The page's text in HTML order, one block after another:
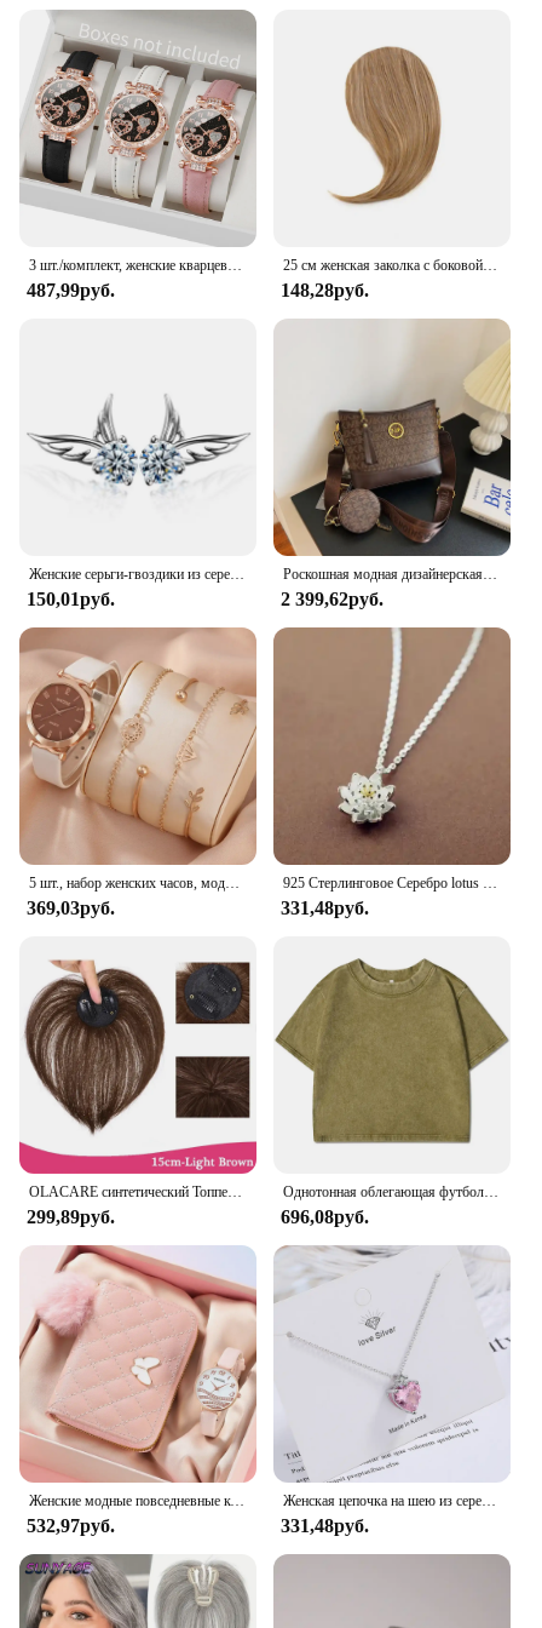
3 шт./комплект, женские кварцевые часы с кожаным ремешком
487,99руб.
25 см женская заколка с боковой челкой, натуральная толстая матовая челка для наращивания волос на лбу, черная, коричневая, светлая челка, парик с бахромой, шиньоны
148,28руб.
Женские серьги-гвоздики из серебра 925 пробы, с цирконом
150,01руб.
Роскошная модная дизайнерская женская сумка IMJK, ручные сумки, наплечный мессенджер, наклонная сумка на плечо, вечерние квадратные сумки
2 399,62руб.
369,03руб. 331,48руб.
299,89руб.
Однотонная облегающая футболка с эффектом потертости, женские модные мягкие хлопковые футболки, повседневная спортивная крутая ретро одежда с коротким рукавом для женщин
696,08руб.
Женские модные повседневные кожаные часы и плюшевый шар украшение бабочка кошелек набор кварцевые наручные часы платье часы Montre Femme
532,97руб.
Женская цепочка на шею из серебра 925 пробы с розовым цирконием
331,48руб.